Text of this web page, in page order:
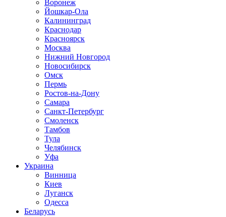
Воронеж
Йошкар-Ола
Калининград
Краснодар
Красноярск
Москва
Нижний Новгород
Новосибирск
Омск
Пермь
Ростов-на-Дону
Самара
Санкт-Петербург
Смоленск
Тамбов
Тула
Челябинск
Уфа
Украина
Винница
Киев
Луганск
Одесса
Беларусь